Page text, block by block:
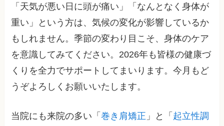
「天気が悪い日に頭が痛い」「なんとなく身体が
重い」という方は、気候の変化が影響しているか
もしれません。季節の変わり目こそ、身体のケア
を意識してみてください。2026年も皆様の健康づ
くりを全力でサポートしてまいります。今月もど
うぞよろしくお願いいたします。
当院にも来院の多い「巻き肩矯正 」と「 起立性調